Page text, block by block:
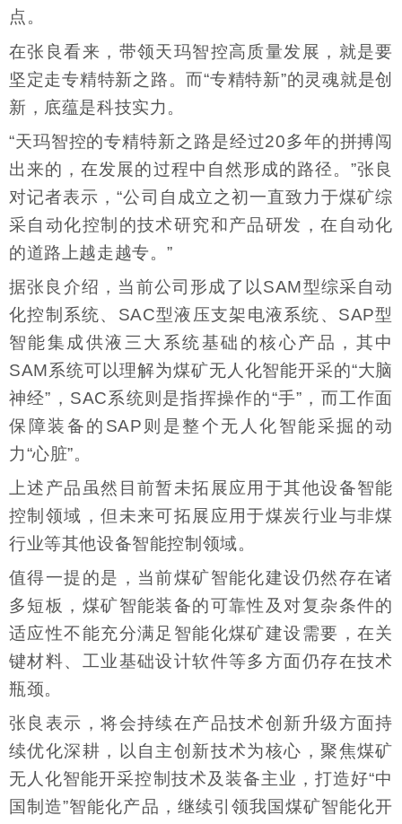
点。
在张良看来，带领天玛智控高质量发展，就是要
坚定走专精特新之路。而“专精特新”的灵魂就是创
新，底蕴是科技实力。
“天玛智控的专精特新之路是经过20多年的拼搏闯
出来的，在发展的过程中自然形成的路径。”张良
对记者表示，“公司自成立之初一直致力于煤矿综
采自动化控制的技术研究和产品研发，在自动化
的道路上越走越专。”
据张良介绍，当前公司形成了以SAM型综采自动
化控制系统、SAC型液压支架电液系统、SAP型
智能集成供液三大系统基础的核心产品，其中
SAM系统可以理解为煤矿无人化智能开采的“大脑
神经”，SAC系统则是指挥操作的“手”，而工作面
保障装备的SAP则是整个无人化智能采掘的动
力“心脏”。
上述产品虽然目前暂未拓展应用于其他设备智能
控制领域，但未来可拓展应用于煤炭行业与非煤
行业等其他设备智能控制领域。
值得一提的是，当前煤矿智能化建设仍然存在诸
多短板，煤矿智能装备的可靠性及对复杂条件的
适应性不能充分满足智能化煤矿建设需要，在关
键材料、工业基础设计软件等多方面仍存在技术
瓶颈。
张良表示，将会持续在产品技术创新升级方面持
续优化深耕，以自主创新技术为核心，聚焦煤矿
无人化智能开采控制技术及装备主业，打造好“中
国制造”智能化产品，继续引领我国煤矿智能化开